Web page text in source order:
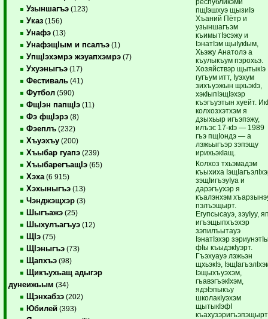
Узыншагъэ (123)
Указ (156)
Унафэ (13)
УнафэщIым и псалъэ (1)
УпщIэхэмрэ жэуапхэмрэ (7)
Ухуэныгъэ (17)
Фестиваль (41)
Футбол (590)
ФщIэн папщIэ (11)
Фэ фщIэрэ (8)
Фэеплъ (232)
Хъуэхъу (200)
Хъыбар гуапэ (239)
ХъыбарегъащIэ (65)
Хэха (6 915)
Хэхыныгъэ (13)
Чэнджэщхэр (3)
Шыгъажэ (25)
Шыхулъагъуэ (12)
ЩIэ (75)
ЩIэныгъэ (73)
Щапхъэ (98)
Щикъухьащ адыгэр
дунеижьым (34)
Щэнхабзэ (202)
Юбилей (393)
пщIэшхуэ щызиIэ
Хъаний Пётр и
узыншагъэм
къимытIэсэжу и
IэнатIэм щыIукIым,
Хьэжу Анатолэ а
къулыкъум пэрохьэ.
Хозяйствэр щытыкIэ
гугъум итт, Iуэхум
зихъуэжын щхьэкIэ,
хэкIыпIэщIэхэр
къэгъуэтын хуейт.
колхозхэтхэм я
дзыхьыр игъэпэжу,
илъэс 17-кIэ — 1989
гъэ пщIондэ — а
лэжьыгъэр зэпэщу
ирихьэкIащ.
Колхоз тхьэмадэм
къыхиха
зэщIигъэуIуа и
дарэгъухэр я
къалэнхэм
пэлъэщырт.
Егупсысауэ, зэуIуу,
игъэщыпхъэхэр
зэпилъытауэ
IэнатIэхэр
фIы къыдэкIуэрт.
Гъэхуауэ лэжьэн
щхьэкIэ,
Iэщыхъуэхэм,
гъавэгъэкIхэм,
ядэIэпыкъу
школакIуэхэм
щытыкIэфI